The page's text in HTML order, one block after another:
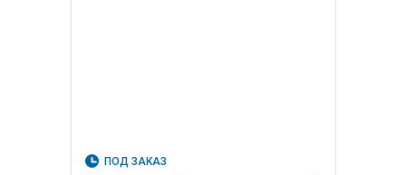
ПОД ЗАКАЗ